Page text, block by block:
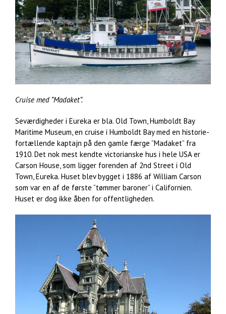
Cruise med ”Madaket”.
Seværdigheder i Eureka er bla. Old Town, Humboldt Bay
Maritime Museum, en cruise i Humboldt Bay med en historie-
fortællende kaptajn på den gamle færge ”Madaket” fra
1910. Det nok mest kendte victorianske hus i hele USA er
Carson House, som ligger forenden af 2nd Street i Old
Town, Eureka. Huset blev bygget i 1886 af William Carson
som var en af de første ”tømmer baroner” i Californien.
Huset er dog ikke åben for offentligheden.